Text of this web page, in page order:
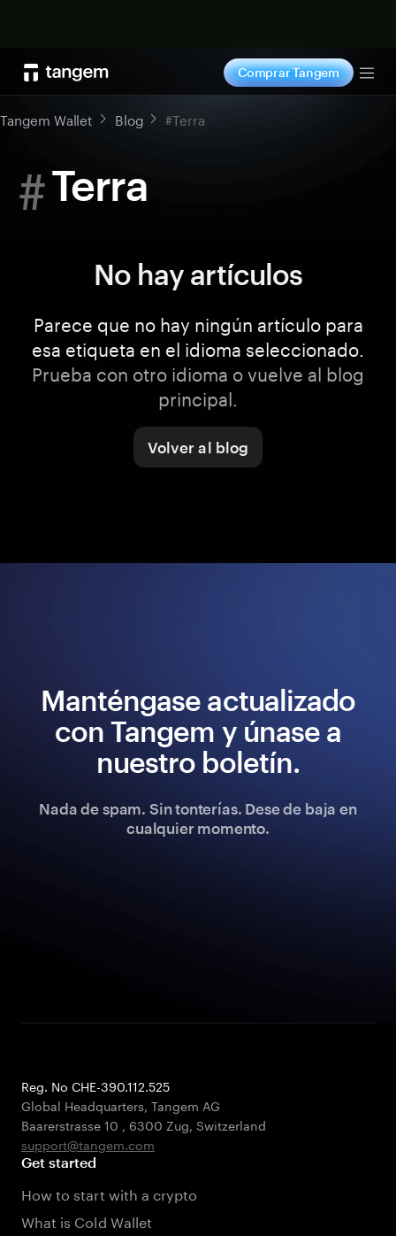
Comprar Tangem
Tangem Wallet Blog #Terra
#Terra
No hay artículos
Parece que no hay ningún artículo para
esa etiqueta en el idioma seleccionado.
Prueba con otro idioma o vuelve al blog
principal.
Volver al blog
Manténgase actualizado
con Tangem y únase a
nuestro boletín.
Nada de spam. Sin tonterías. Dese de baja en
cualquier momento.
Reg. No CHE-390.112.525
Global Headquarters, Tangem AG
Baarerstrasse 10 , 6300 Zug, Switzerland
support@tangem.com
Get started
How to start with a crypto
What is Cold Wallet